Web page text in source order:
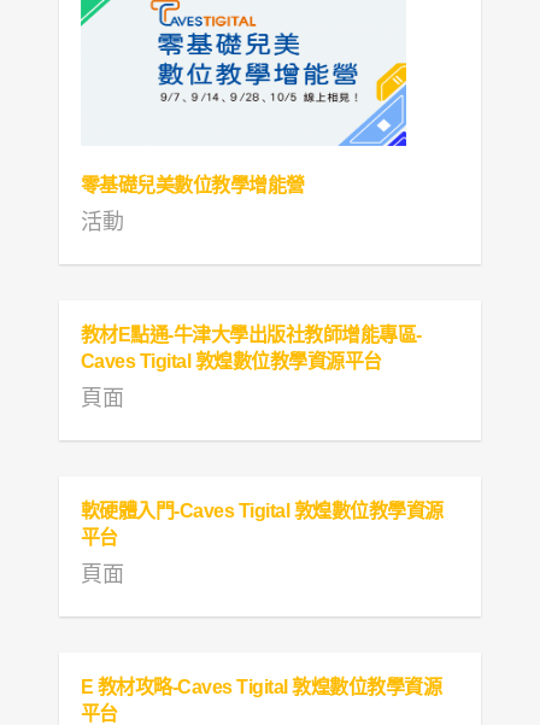
零基礎兒美數位教學增能營
活動
教材E點通-牛津大學出版社教師增能專區-
Caves Tigital 敦煌數位教學資源平台
頁面
軟硬體入門-Caves Tigital 敦煌數位教學資源
平台
頁面
E 教材攻略-Caves Tigital 敦煌數位教學資源
平台